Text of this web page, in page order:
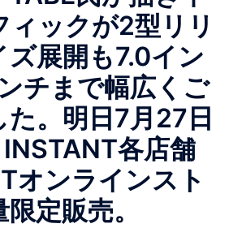
ィックが2型リリ
ズ展開も7.0イン
チまで幅広くご
。明日7月27日
各店舗
オンラインスト
定販売。